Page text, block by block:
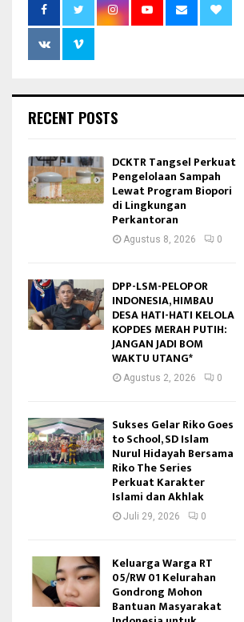
RECENT POSTS
DCKTR Tangsel Perkuat
Pengelolaan Sampah
Lewat Program Biopori
di Lingkungan
Perkantoran
Agustus 8, 2026 0
DPP-LSM-PELOPOR
INDONESIA, HIMBAU
DESA HATI-HATI KELOLA
KOPDES MERAH PUTIH:
JANGAN JADI BOM
WAKTU UTANG*
Agustus 2, 2026 0
Sukses Gelar Riko Goes
to School, SD Islam
Nurul Hidayah Bersama
Riko The Series
Perkuat Karakter
Islami dan Akhlak
Juli 29, 2026 0
Keluarga Warga RT
05/RW 01 Kelurahan
Gondrong Mohon
Bantuan Masyarakat